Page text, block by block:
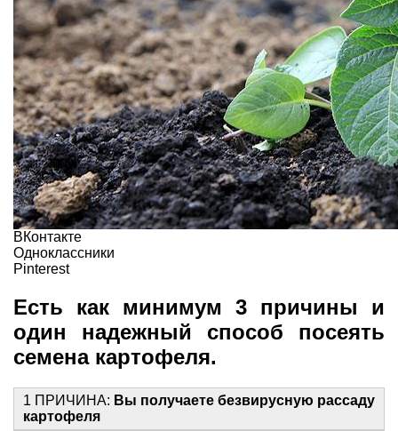
ВКонтакте
Одноклассники
Pinterest
Есть как минимум 3 причины и
один надежный способ посеять
семена картофеля.
1 ПРИЧИНА: Вы получаете безвирусную рассаду
картофеля